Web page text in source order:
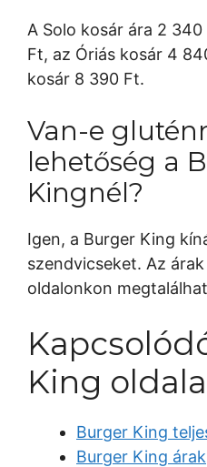
A Solo kosár ára 2
Ft, az Óriás kosár 4
kosár 8 390 Ft.
Van-e
lehetőség a
Kingnél?
Igen, a Burger King
szendvicseket. Az
oldalonkon
King
Burger King
Burger King árak